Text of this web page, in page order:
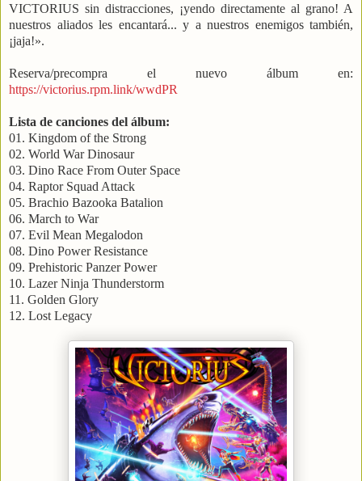
VICTORIUS sin distracciones, ¡yendo directamente al grano! A
nuestros aliados les encantará... y a nuestros enemigos también,
¡jaja!».
Reserva/precompra el nuevo álbum en:
https://victorius.rpm.link/wwdPR
Lista de canciones del álbum:
01. Kingdom of the Strong
02. World War Dinosaur
03. Dino Race From Outer Space
04. Raptor Squad Attack
05. Brachio Bazooka Batalion
06. March to War
07. Evil Mean Megalodon
08. Dino Power Resistance
09. Prehistoric Panzer Power
10. Lazer Ninja Thunderstorm
11. Golden Glory
12. Lost Legacy